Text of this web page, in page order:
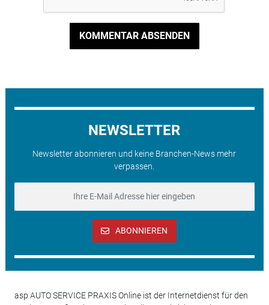
KOMMENTAR ABSENDEN
NEWSLETTER
Newsletter abonnieren und keine Branchen-News mehr
verpassen.
ABONNIEREN
asp AUTO SERVICE PRAXIS Online ist der Internetdienst für den